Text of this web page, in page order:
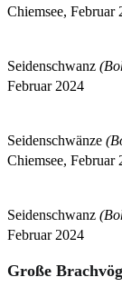
Chiemsee, Februar
Seidenschwanz
Februar 2024
Seidenschwänze
Chiemsee, Februar
Seidenschwanz
Februar 2024
Große